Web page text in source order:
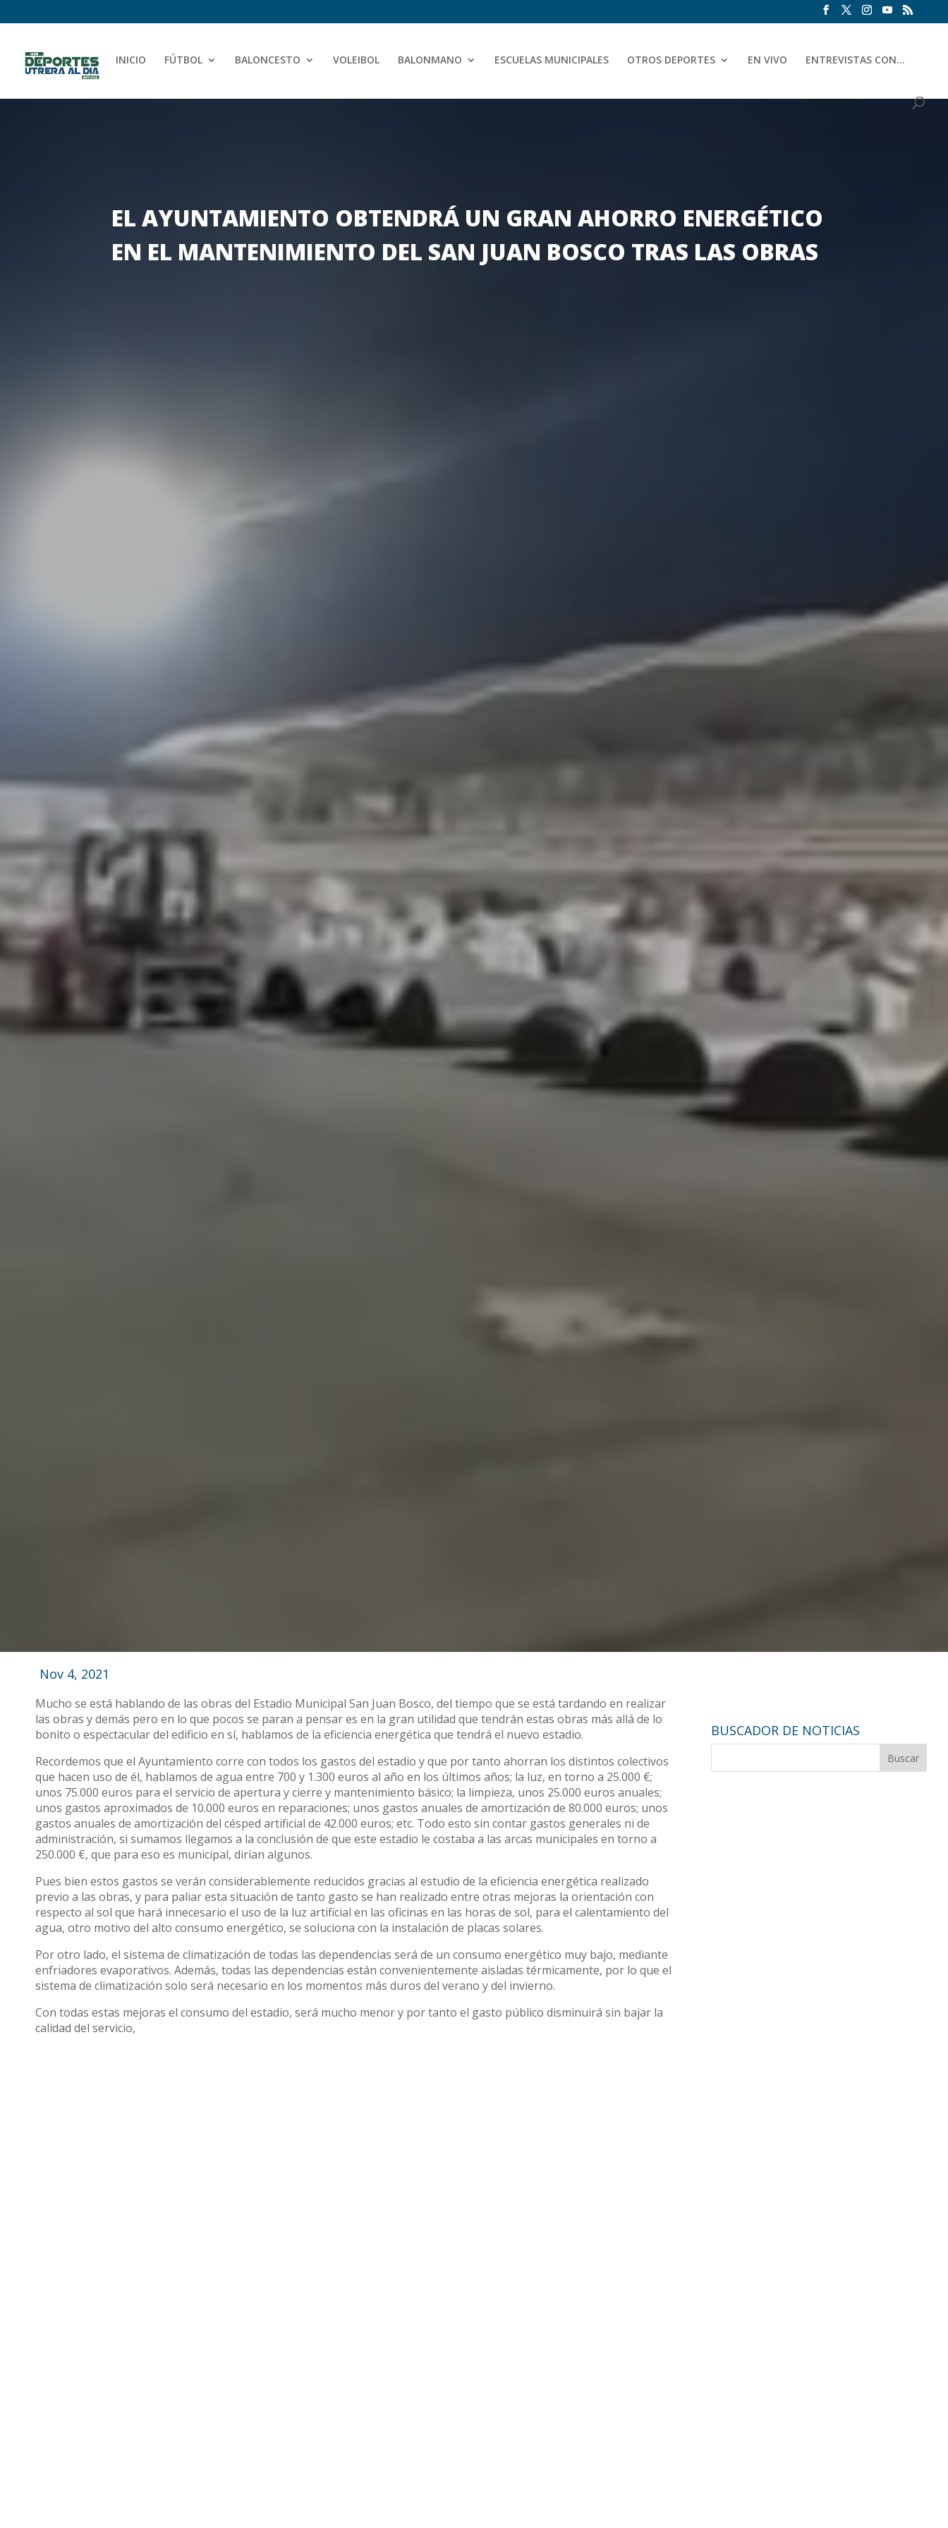
INICIO FÚTBOL BALONCESTO VOLEIBOL BALONMANO ESCUELAS MUNICIPALES OTROS DEPORTES EN VIVO ENTREVISTAS CON…
EL AYUNTAMIENTO OBTENDRÁ UN GRAN AHORRO ENERGÉTICO
EN EL MANTENIMIENTO DEL SAN JUAN BOSCO TRAS LAS OBRAS
Nov 4, 2021
Mucho se está hablando de las obras del Estadio Municipal San Juan Bosco, del tiempo que se está tardando en realizar
las obras y demás pero en lo que pocos se paran a pensar es en la gran utilidad que tendrán estas obras más allá de lo
bonito o espectacular del edificio en sí, hablamos de la eficiencia energética que tendrá el nuevo estadio.
Recordemos que el Ayuntamiento corre con todos los gastos del estadio y que por tanto ahorran los distintos colectivos
que hacen uso de él, hablamos de agua entre 700 y 1.300 euros al año en los últimos años; la luz, en torno a 25.000 €;
unos 75.000 euros para el servicio de apertura y cierre y mantenimiento básico; la limpieza, unos 25.000 euros anuales;
unos gastos aproximados de 10.000 euros en reparaciones; unos gastos anuales de amortización de 80.000 euros; unos
gastos anuales de amortización del césped artificial de 42.000 euros; etc. Todo esto sin contar gastos generales ni de
administración, si sumamos llegamos a la conclusión de que este estadio le costaba a las arcas municipales en torno a
250.000 €, que para eso es municipal, dirían algunos.
Pues bien estos gastos se verán considerablemente reducidos gracias al estudio de la eficiencia energética realizado
previo a las obras, y para paliar esta situación de tanto gasto se han realizado entre otras mejoras la orientación con
respecto al sol que hará innecesario el uso de la luz artificial en las oficinas en las horas de sol, para el calentamiento del
agua, otro motivo del alto consumo energético, se soluciona con la instalación de placas solares.
Por otro lado, el sistema de climatización de todas las dependencias será de un consumo energético muy bajo, mediante
enfriadores evaporativos. Además, todas las dependencias están convenientemente aisladas térmicamente, por lo que el
sistema de climatización solo será necesario en los momentos más duros del verano y del invierno.
Con todas estas mejoras el consumo del estadio, será mucho menor y por tanto el gasto público disminuirá sin bajar la
calidad del servicio,
BUSCADOR DE NOTICIAS